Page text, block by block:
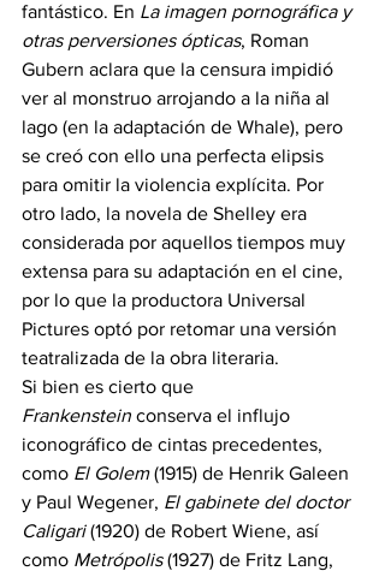
fantástico. En La imagen pornográfica y
otras perversiones ópticas, Roman
Gubern aclara que la censura impidió
ver al monstruo arrojando a la niña al
lago (en la adaptación de Whale), pero
se creó con ello una perfecta elipsis
para omitir la violencia explícita. Por
otro lado, la novela de Shelley era
considerada por aquellos tiempos muy
extensa para su adaptación en el cine,
por lo que la productora Universal
Pictures optó por retomar una versión
teatralizada de la obra literaria.
Si bien es cierto que
Frankenstein conserva el influjo
iconográfico de cintas precedentes,
como El Golem (1915) de Henrik Galeen
y Paul Wegener, El gabinete del doctor
Caligari (1920) de Robert Wiene, así
como Metrópolis (1927) de Fritz Lang,